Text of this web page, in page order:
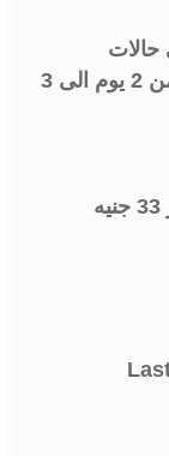
حالات
التحضير لإجراء الأشعات لمدة من 2 يوم الى 3
يتوافر اقراص للمضغ (30 قرص) بسعر 33 جنيه